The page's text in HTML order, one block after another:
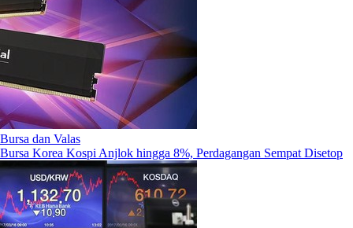
Bursa dan Valas
Bursa Korea Kospi Anjlok hingga 8%, Perdagangan Sempat Disetop